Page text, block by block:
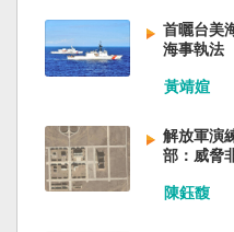
安？ （作者林保華為
首曬台美
海事執法
黃靖媗
解放軍演
部：威脅
陳鈺馥